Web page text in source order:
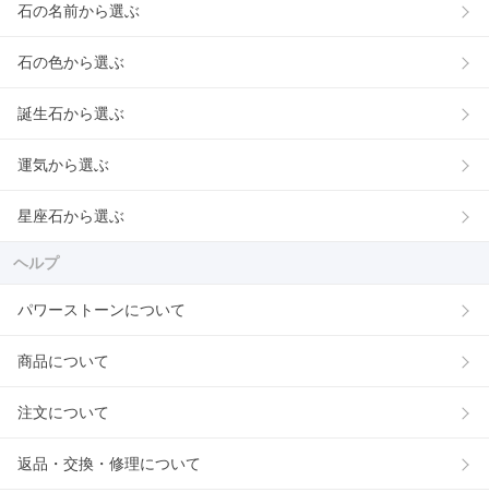
石の名前から選ぶ
石の色から選ぶ
誕生石から選ぶ
運気から選ぶ
星座石から選ぶ
ヘルプ
パワーストーンについて
商品について
注文について
返品・交換・修理について